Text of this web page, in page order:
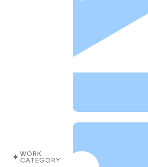
WORK
CATEGORY